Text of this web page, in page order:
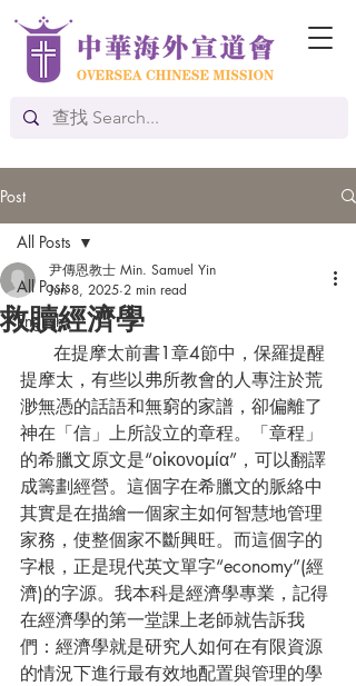
Post
All Posts
English
All Posts
救贖經濟學
尹傳恩教士 Min. Samuel Yin
Jun 8, 2025 2 min read
提摩太，有些以弗所教會的人專注於荒
渺無憑的話語和無窮的家譜，卻偏離了
神在「信」上所設立的章程。「章程」
的希臘文原文是“οἰκονομία”，可以翻譯
成籌劃經營。這個字在希臘文的脈絡中
其實是在描繪一個家主如何智慧地管理
家務，使整個家不斷興旺。而這個字的
字根，正是現代英文單字“economy”(經
濟)的字源。我本科是經濟學專業，記得
在經濟學的第一堂課上老師就告訴我
們：經濟學就是研究人如何在有限資源
的情況下進行最有效地配置與管理的學